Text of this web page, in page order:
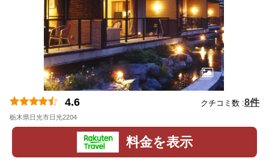
4.6 クチコミ数 :8件
栃木県日光市日光2204
料金を表示